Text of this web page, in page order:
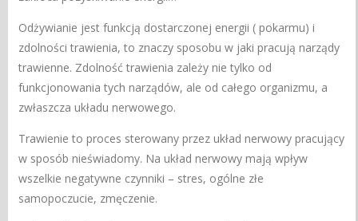
Odżywianie jest funkcją dostarczonej energii ( pokarmu) i
zdolności trawienia, to znaczy sposobu w jaki pracują narządy
trawienne. Zdolność trawienia zależy nie tylko od
funkcjonowania tych narządów, ale od całego organizmu, a
zwłaszcza układu nerwowego.
Trawienie to proces sterowany przez układ nerwowy pracujący
w sposób nieświadomy. Na układ nerwowy mają wpływ
wszelkie negatywne czynniki – stres, ogólne złe
samopoczucie, zmęczenie.